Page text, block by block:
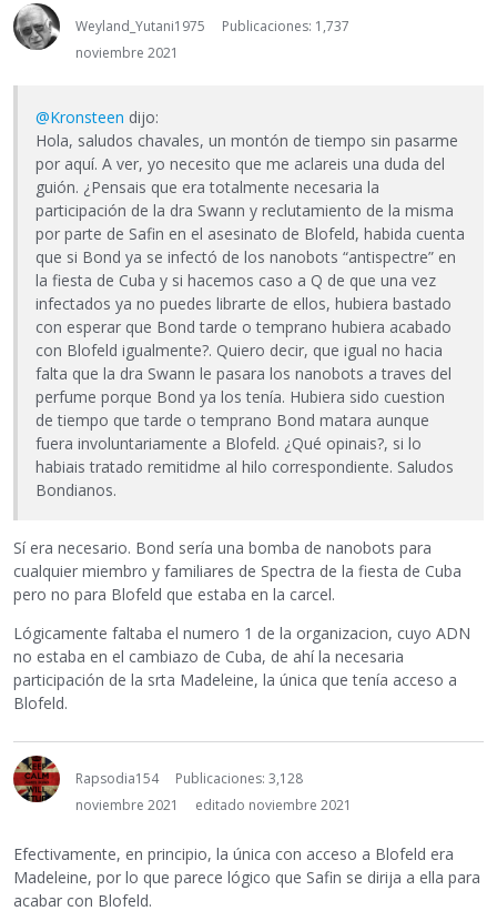
Weyland_Yutani1975
Publicaciones: 1,737
noviembre 2021
@Kronsteen dijo:
Hola, saludos chavales, un montón de tiempo sin pasarme
por aquí. A ver, yo necesito que me aclareis una duda del
guión. ¿Pensais que era totalmente necesaria la
participación de la dra Swann y reclutamiento de la misma
por parte de Safin en el asesinato de Blofeld, habida cuenta
que si Bond ya se infectó de los nanobots “antispectre” en
la fiesta de Cuba y si hacemos caso a Q de que una vez
infectados ya no puedes librarte de ellos, hubiera bastado
con esperar que Bond tarde o temprano hubiera acabado
con Blofeld igualmente?. Quiero decir, que igual no hacia
falta que la dra Swann le pasara los nanobots a traves del
perfume porque Bond ya los tenía. Hubiera sido cuestion
de tiempo que tarde o temprano Bond matara aunque
fuera involuntariamente a Blofeld. ¿Qué opinais?, si lo
habiais tratado remitidme al hilo correspondiente. Saludos
Bondianos.
Sí era necesario. Bond sería una bomba de nanobots para
cualquier miembro y familiares de Spectra de la fiesta de Cuba
pero no para Blofeld que estaba en la carcel.
Lógicamente faltaba el numero 1 de la organizacion, cuyo ADN
no estaba en el cambiazo de Cuba, de ahí la necesaria
participación de la srta Madeleine, la única que tenía acceso a
Blofeld.
Rapsodia154
Publicaciones: 3,128
noviembre 2021
editado noviembre 2021
Efectivamente, en principio, la única con acceso a Blofeld era
Madeleine, por lo que parece lógico que Safin se dirija a ella para
acabar con Blofeld.